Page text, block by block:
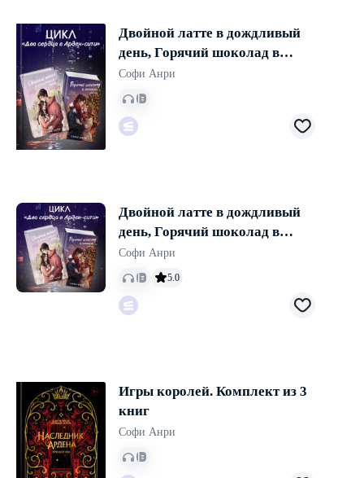
Двойной латте в дождливый
день, Горячий шоколад в
зимнюю ночь. Комплект из 2
книг
Софи Анри
Двойной латте в дождливый
день, Горячий шоколад в
зимнюю ночь. Комплект из 2
книг
Софи Анри
5.0
Игры королей. Комплект из 3
книг
Софи Анри